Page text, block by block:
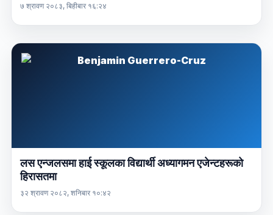
७ श्रावण २०८३, बिहीबार १६:२४
लस एन्जलसमा हाई स्कूलका विद्यार्थी अध्यागमन एजेन्टहरूको
हिरासतमा
३२ श्रावण २०८२, शनिबार १०:४२